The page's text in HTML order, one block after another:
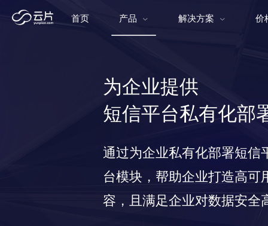
首页 产品 解决方案 价
为企业提供
短信平台私有化部
通过为企业私有化部署短信
台模块，帮助企业打造高
容，且满足企业对数据安全